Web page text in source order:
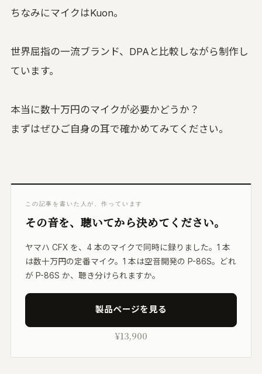
ちなみにマイクはKuon。
世界屈指の一流ブランド、DPAと比較しながら制作し
ています。
本当に数十万円のマイクが必要かどうか？
まずはぜひご自身の耳で確かめてみてください。
この記事を書いた人が、作っています
その音を、聴いてから決めてください。
ヤマハ CFX を、4 本のマイクで同時に録りました。1 本
は数十万円の定番マイク。1 本は空音開発の P-86S。どれ
が P-86S か、聴き分けられますか。
製品ページを見る
¥13,900